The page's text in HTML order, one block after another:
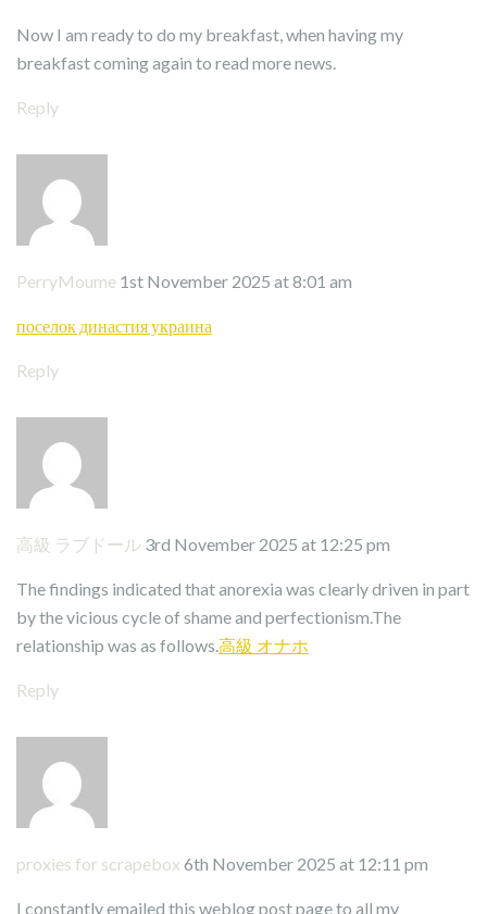
Now I am ready to do my breakfast, when having my
breakfast coming again to read more news.
Reply
PerryMoume 1st November 2025 at 8:01 am
поселок династия украина
Reply
高級 ラブドール 3rd November 2025 at 12:25 pm
The findings indicated that anorexia was clearly driven in part
by the vicious cycle of shame and perfectionism.The
relationship was as follows. 高級 オナホ
Reply
proxies for scrapebox 6th November 2025 at 12:11 pm
I constantly emailed this weblog post page to all my